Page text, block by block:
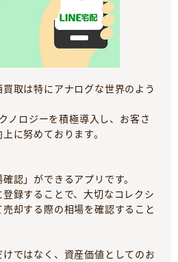
取は特にアナログな世界のよう
ノロジーを積極導入し、お客さ
に努めております。
認」ができるアプリです。
録することで、大切なコレクシ
却する際の相場を確認すること
ではなく、資産価値としてのお